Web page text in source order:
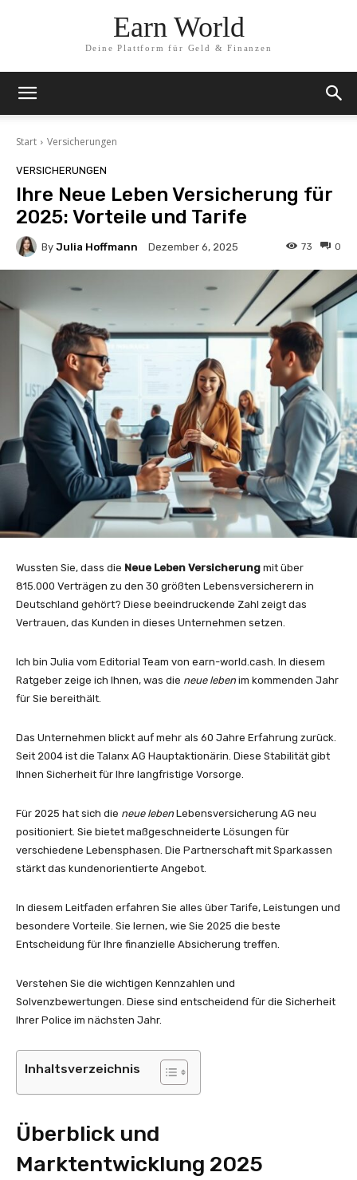
Earn World
Deine Plattform für Geld & Finanzen
Start Versicherungen
VERSICHERUNGEN
Ihre Neue Leben Versicherung für
2025: Vorteile und Tarife
By Julia Hoffmann Dezember 6, 2025 0
73
Wussten Sie, dass die Neue Leben Versicherung mit über
815.000 Verträgen zu den 30 größten Lebensversicherern in
Deutschland gehört? Diese beeindruckende Zahl zeigt das
Vertrauen, das Kunden in dieses Unternehmen setzen.
Ich bin Julia vom Editorial Team von earn-world.cash. In diesem
Ratgeber zeige ich Ihnen, was die neue leben im kommenden Jahr
für Sie bereithält.
Das Unternehmen blickt auf mehr als 60 Jahre Erfahrung zurück.
Seit 2004 ist die Talanx AG Hauptaktionärin. Diese Stabilität gibt
Ihnen Sicherheit für Ihre langfristige Vorsorge.
Für 2025 hat sich die neue leben Lebensversicherung AG neu
positioniert. Sie bietet maßgeschneiderte Lösungen für
verschiedene Lebensphasen. Die Partnerschaft mit Sparkassen
stärkt das kundenorientierte Angebot.
In diesem Leitfaden erfahren Sie alles über Tarife, Leistungen und
besondere Vorteile. Sie lernen, wie Sie 2025 die beste
Entscheidung für Ihre finanzielle Absicherung treffen.
Verstehen Sie die wichtigen Kennzahlen und
Solvenzbewertungen. Diese sind entscheidend für die Sicherheit
Ihrer Police im nächsten Jahr.
Inhaltsverzeichnis
Überblick und
Marktentwicklung 2025